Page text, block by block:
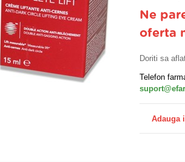
Ne
oferta
Doriti sa
Telefon
Adauga